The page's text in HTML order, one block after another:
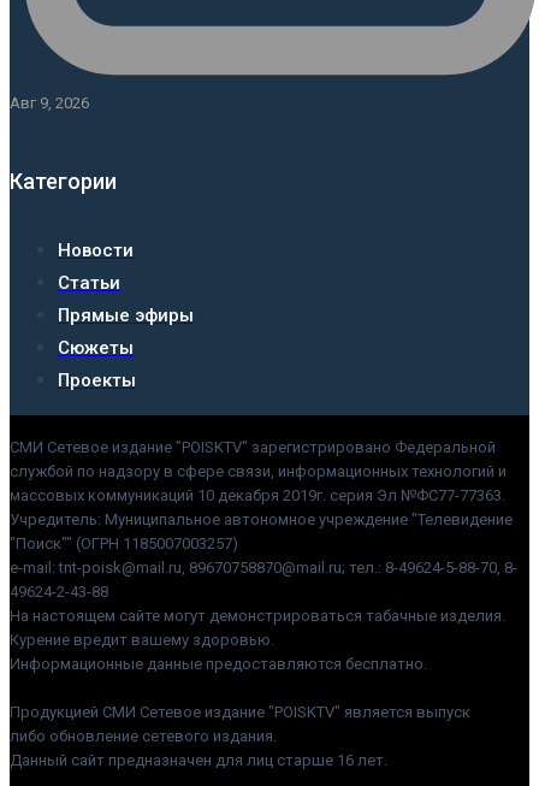
Авг 9, 2026
Категории
Новости
Статьи
Прямые эфиры
Сюжеты
Проекты
СМИ Сетевое издание "POISKTV" зарегистрировано Федеральной
службой по надзору в сфере связи, информационных технологий и
массовых коммуникаций 10 декабря 2019г. серия Эл №ФС77-77363.
Учредитель: Муниципальное автономное учреждение "Телевидение
"Поиск"" (ОГРН 1185007003257)
e-mail: tnt-poisk@mail.ru, 89670758870@mail.ru; тел.: 8-49624-5-88-70, 8-
49624-2-43-88
На настоящем сайте могут демонстрироваться табачные изделия.
Курение вредит вашему здоровью.
Информационные данные предоставляются бесплатно.
Продукцией СМИ Сетевое издание "POISKTV" является выпуск
либо обновление сетевого издания.
Данный сайт предназначен для лиц старше 16 лет.